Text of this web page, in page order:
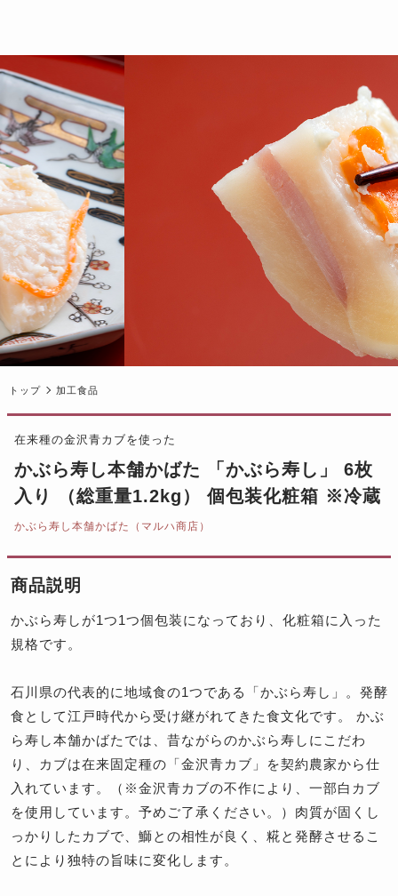
トップ 加工食品
在来種の金沢青カブを使った
かぶら寿し本舗かばた 「かぶら寿し」 6枚
入り （総重量1.2kg） 個包装化粧箱 ※冷蔵
かぶら寿し本舗かばた（マルハ商店）
商品説明
かぶら寿しが1つ1つ個包装になっており、化粧箱に入った
規格です。
石川県の代表的に地域食の1つである「かぶら寿し」。発酵
食として江戸時代から受け継がれてきた食文化です。 かぶ
ら寿し本舗かばたでは、昔ながらのかぶら寿しにこだわ
り、カブは在来固定種の「金沢青カブ」を契約農家から仕
入れています。（※金沢青カブの不作により、一部白カブ
を使用しています。予めご了承ください。）肉質が固くし
っかりしたカブで、鰤との相性が良く、糀と発酵させるこ
とにより独特の旨味に変化します。